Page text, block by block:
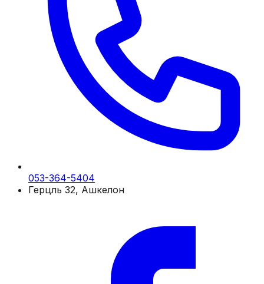
053-364-5404
Герцль 32, Ашкелон